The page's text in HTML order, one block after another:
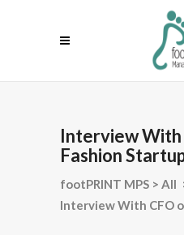
Interview With
Fashion
footPRINT MPS > All
Interview With CFO